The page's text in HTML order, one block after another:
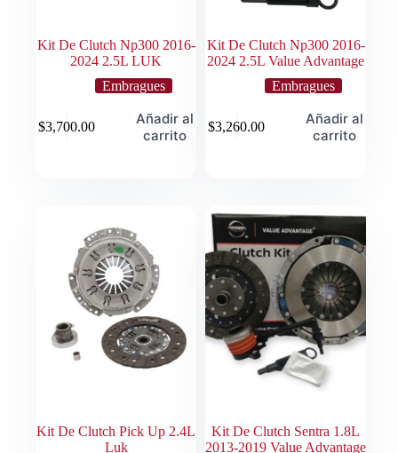
Kit De Clutch Np300 2016-
2024 2.5L LUK
Embragues
$3,700.00
Añadir al
carrito
Kit De Clutch Np300 2016-
2024 2.5L Value Advantage
Embragues
$3,260.00
Añadir al
carrito
Kit De Clutch Pick Up 2.4L
Luk
Kit De Clutch Sentra 1.8L
2013-2019 Value Advantage